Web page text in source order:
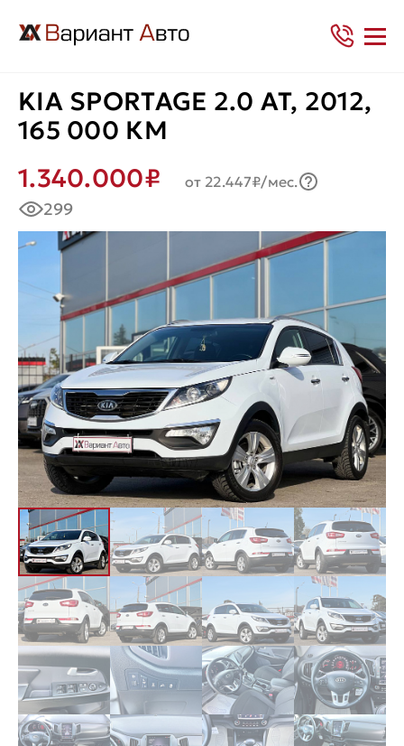
KIA SPORTAGE 2.0 AT, 2012,
165 000 КМ
1.340.000₽
от 22.447₽/мес.
299